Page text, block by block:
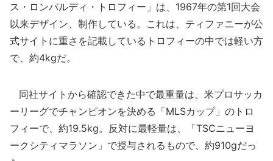
ス・ロンバルディ・トロフィー」は、1967年の第1回大会
以来デザイン、制作している。これは、ティファニーが公
式サイトに重さを記載しているトロフィーの中では軽い方
で、約4kgだ。
同社サイトから確認できた中で最重量は、米プロサッカ
ーリーグでチャンピオンを決める「MLSカップ」のトロ
フィーで、約19.5kg。反対に最軽量は、「TSCニューヨ
ークシティマラソン」で授与されるもので、約910gだっ